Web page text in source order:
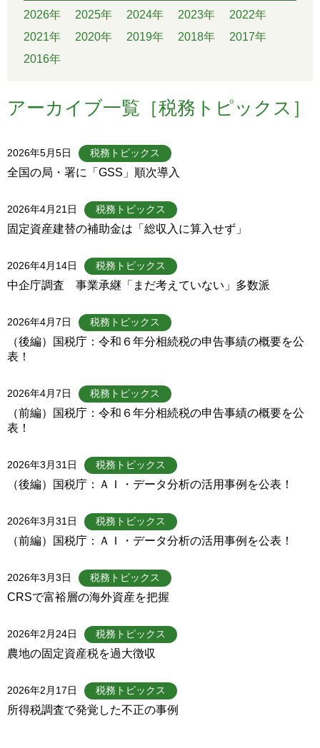
2026年 2025年 2024年 2023年
2022年
2021年
2020年 2019年 2018年
2017年
2016年
アーカイブ一覧［税務トピックス］
2026年5月5日 税務トピックス
全国の局・署に「GSS」順次導入
2026年4月21日 税務トピックス
固定資産建替の補助金は「総収入に算入せず」
2026年4月14日 税務トピックス
中企庁調査 事業承継「まだ考えていない」多数派
2026年4月7日 税務トピックス
（後編）国税庁：令和６年分相続税の申告事績の概要を公
表！
2026年4月7日 税務トピックス
（前編）国税庁：令和６年分相続税の申告事績の概要を公
表！
2026年3月31日 税務トピックス
（後編）国税庁：ＡＩ・データ分析の活用事例を公表！
2026年3月31日 税務トピックス
（前編）国税庁：ＡＩ・データ分析の活用事例を公表！
2026年3月3日 税務トピックス
CRSで富裕層の海外資産を把握
2026年2月24日 税務トピックス
農地の固定資産税を過大徴収
2026年2月17日 税務トピックス
所得税調査で発覚した不正の事例